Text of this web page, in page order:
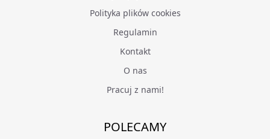
Polityka plików cookies
Regulamin
Kontakt
O nas
Pracuj z nami!
POLECAMY